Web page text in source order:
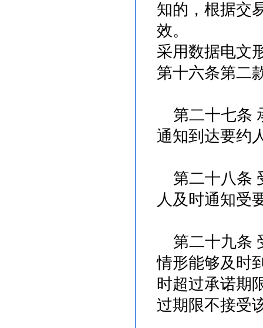
知的，根据交
效。
采用数据电文
第十六条第二
第二十七条
通知到达要约
第二十八条
人及时通知受
第二十九条
情形能够及时
时超过承诺期
过期限不接受